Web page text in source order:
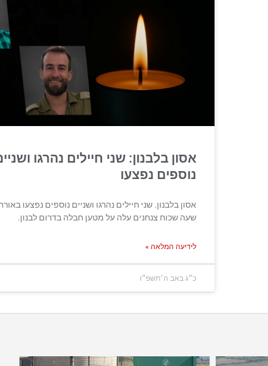
אסון בלבנון: שני חיילים נהרגו
נוספים נפצעו
אסון בלבנון. שני חיילים נהרגו ושניים נוספים נפצעו
שעה שכוח צנחנים עלה על מטען חבלה בדרום לבנון.
לידיעה המלאה »
כ״ג באב ה׳תשפ״ו